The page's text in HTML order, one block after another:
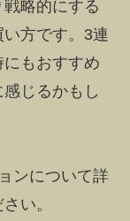
略的にする
い方です。3連
もおすすめ
じるかもし
ンについて詳
い。